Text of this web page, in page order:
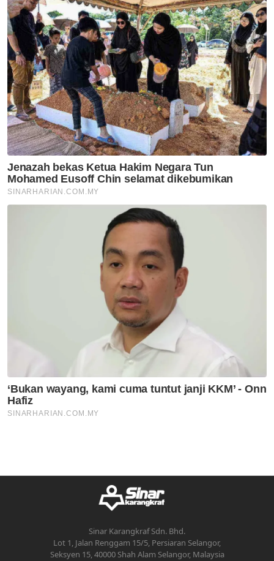
Sinar Karangkraf Sdn. Bhd.
Lot 1, Jalan Renggam 15/5, Persiaran Selangor,
Seksyen 15, 40000 Shah Alam Selangor, Malaysia